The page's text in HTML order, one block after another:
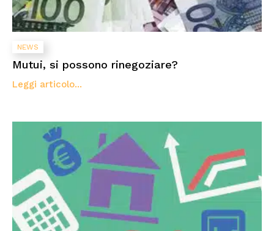
NEWS
Mutui, si possono rinegoziare?
Leggi articolo...